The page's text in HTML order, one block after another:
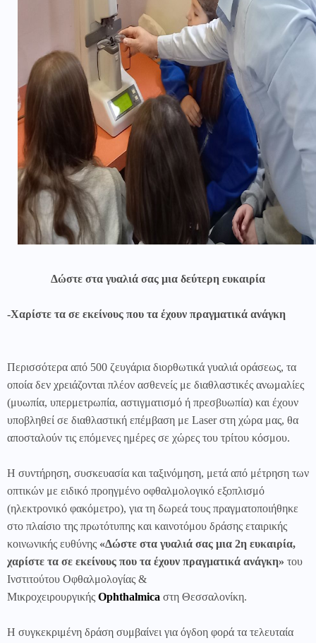
Δώστε στα γυαλιά σας μια δεύτερη ευκαιρία
-Χαρίστε τα σε εκείνους που τα έχουν πραγματικά ανάγκη
Περισσότερα από 500 ζευγάρια διορθωτικά γυαλιά οράσεως, τα
οποία δεν χρειάζονται πλέον ασθενείς με διαθλαστικές ανωμαλίες
(μυωπία, υπερμετρωπία, αστιγματισμό ή πρεσβυωπία) και έχουν
υποβληθεί σε διαθλαστική επέμβαση με Laserστη χώρα μας, θα
αποσταλούν τις επόμενες ημέρες σε χώρες του τρίτου κόσμου.
Η συντήρηση, συσκευασία και ταξινόμηση, μετά από μέτρηση των
οπτικών με ειδικό προηγμένο οφθαλμολογικό εξοπλισμό
(ηλεκτρονικό φακόμετρο), για τη δωρεά τους πραγματοποιήθηκε
στο πλαίσιο της πρωτότυπης και καινοτόμου δράσης εταιρικής
κοινωνικής ευθύνης «Δώστε στα γυαλιά σας μια 2η ευκαιρία,
χαρίστε τα σε εκείνους που τα έχουν πραγματικά ανάγκη» του
Ινστιτούτου Οφθαλμολογίας &
Μικροχειρουργικής Ophthalmica στη Θεσσαλονίκη.
Η συγκεκριμένη δράση συμβαίνει για όγδοη φορά τα τελευταία